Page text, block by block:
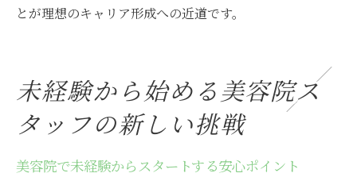
とが理想のキャリア形成への近道です。
未経験から始める美容院ス
タッフの新しい挑戦
美容院で未経験からスタートする安心ポイント